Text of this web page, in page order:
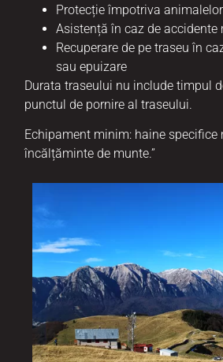
Protecție împotriva
Asistență în caz de accidente
Recuperare de pe traseu în
sau epuizare
Durata traseului nu include timpul
punctul de pornire al traseului.
Echipament minim: haine
încălțăminte de munte.”